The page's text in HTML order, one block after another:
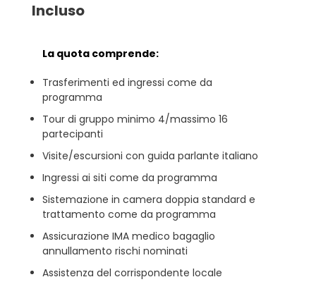
Incluso
La quota comprende:
Trasferimenti ed ingressi come da
programma
Tour di gruppo minimo 4/massimo 16
partecipanti
Visite/escursioni con guida parlante italiano
Ingressi ai siti come da programma
Sistemazione in camera doppia standard e
trattamento come da programma
Assicurazione IMA medico bagaglio
annullamento rischi nominati
Assistenza del corrispondente locale